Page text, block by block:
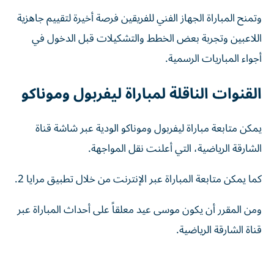
وتمنح المباراة الجهاز الفني للفريقين فرصة أخيرة لتقييم جاهزية
اللاعبين وتجربة بعض الخطط والتشكيلات قبل الدخول في
أجواء المباريات الرسمية.
القنوات الناقلة لمباراة ليفربول وموناكو
يمكن متابعة مباراة ليفربول وموناكو الودية عبر شاشة قناة
الشارقة الرياضية، التي أعلنت نقل المواجهة.
كما يمكن متابعة المباراة عبر الإنترنت من خلال تطبيق مرايا 2.
ومن المقرر أن يكون موسى عيد معلقاً على أحداث المباراة عبر
قناة الشارقة الرياضية.